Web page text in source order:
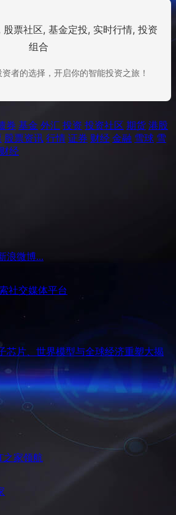
股票社区, 基金定投, 实时行情, 投资
组合
者的选择，开启你的智能投资之旅！
券 基金 外汇 投资 投资社区 期货 港股
股票资讯 行情 证券 财经 金融 雪球 雪
经
浪微博...
社交媒体平台
芯片、世界模型与全球经济重塑大揭
之家领航